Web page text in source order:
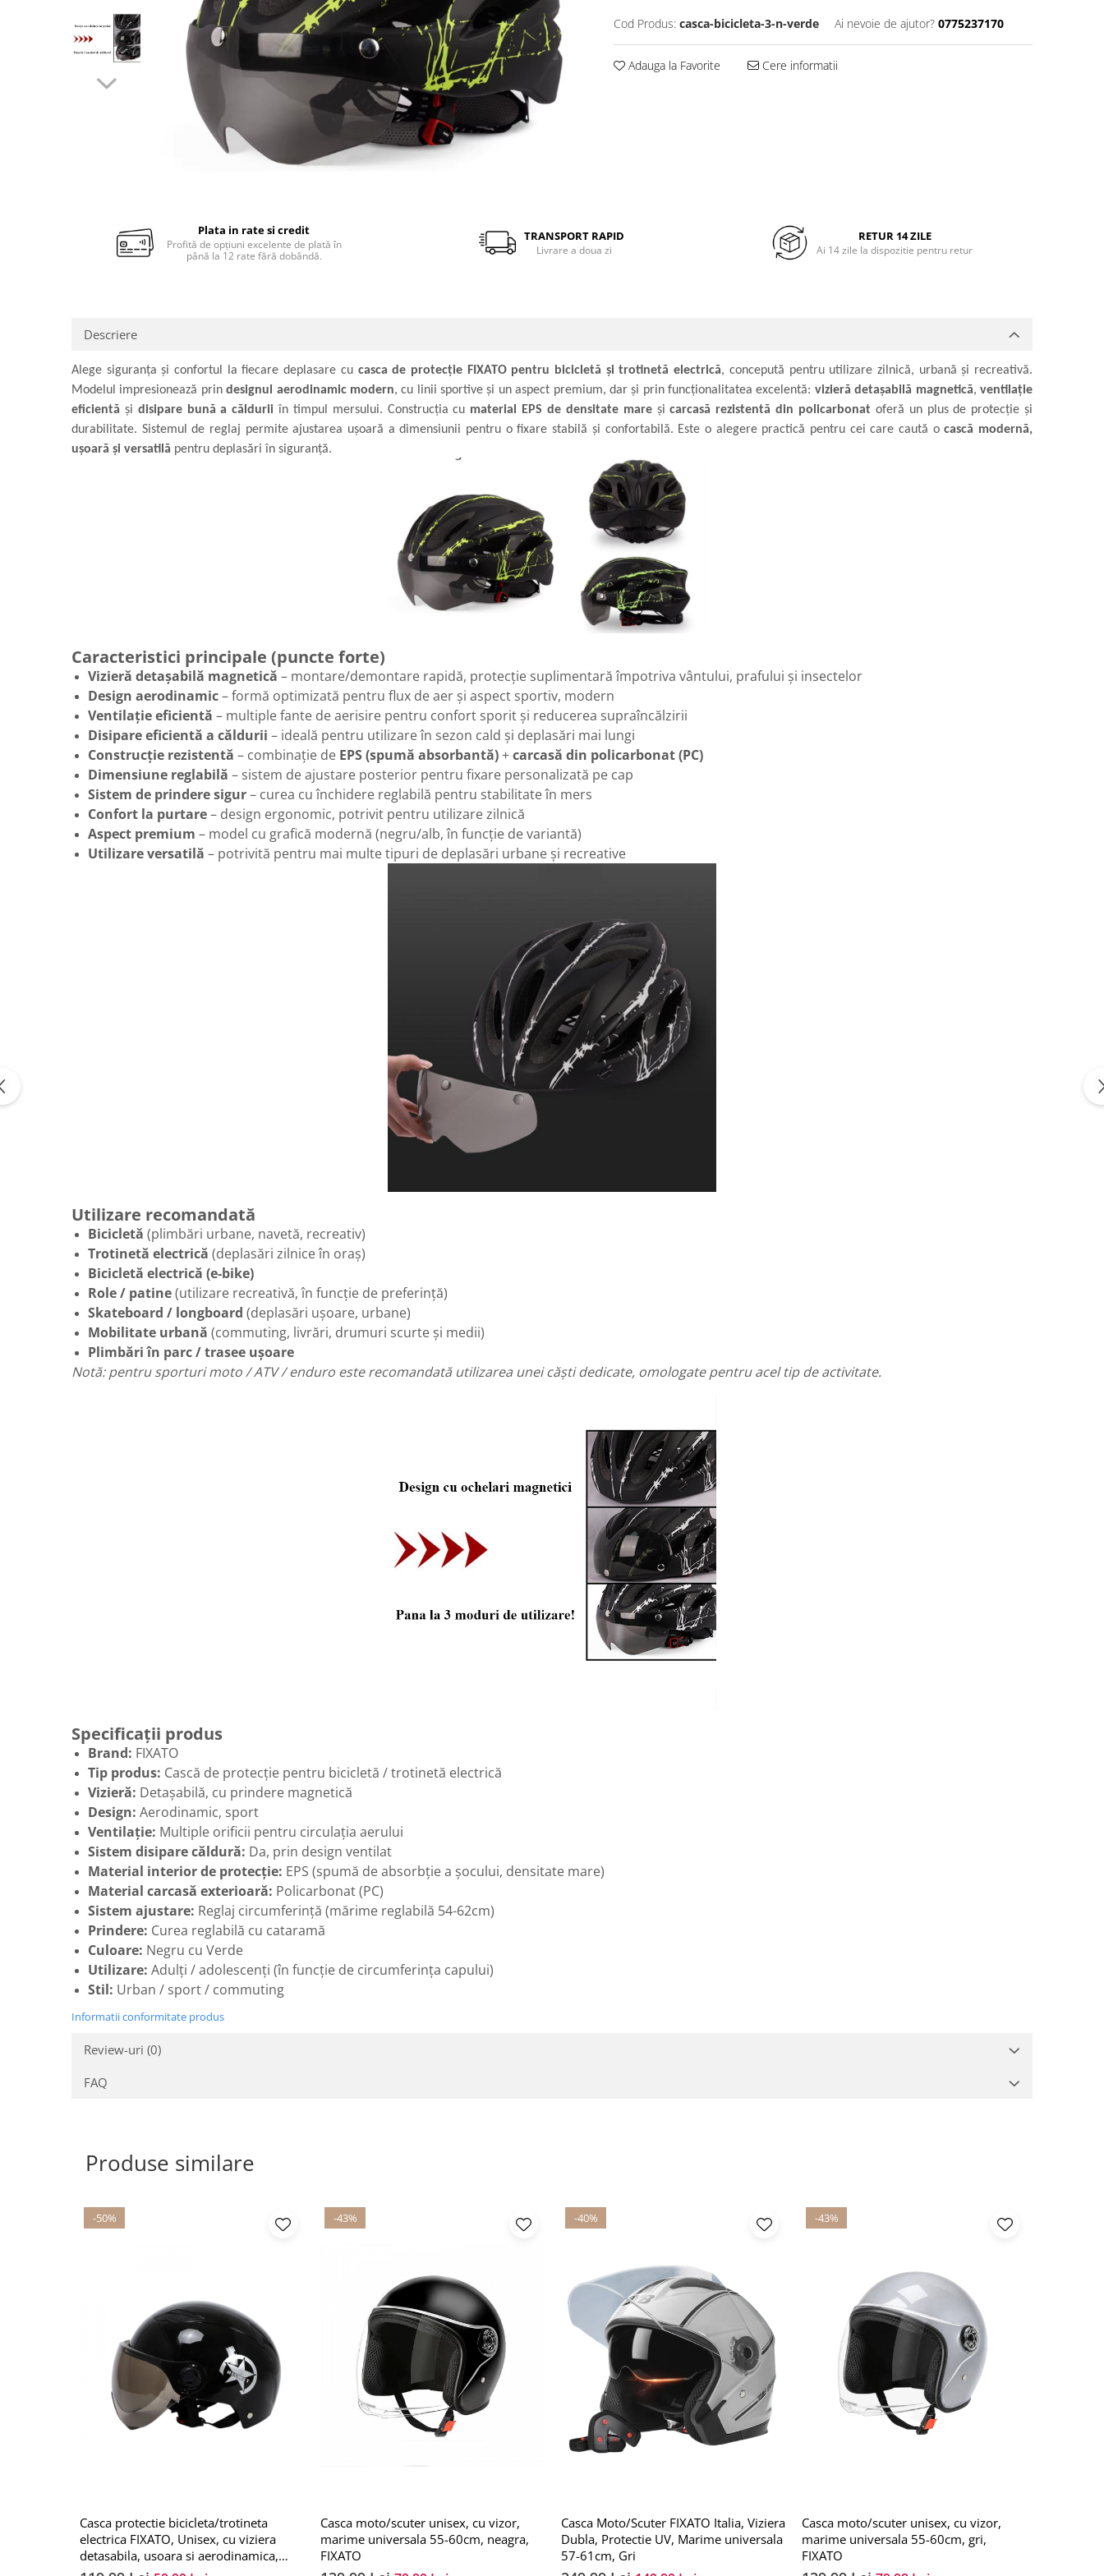
Cod Produs: casca-bicicleta-3-n-verde Ai nevoie de ajutor? 0775237170
Adauga la Favorite Cere informatii
Plata in rate si credit
Profită de opțiuni excelente de plată în
până la 12 rate fără dobândă.
TRANSPORT RAPID
Livrare a doua zi
RETUR 14 ZILE
Ai 14 zile la dispozitie pentru retur
Descriere
Alege siguranța și confortul la fiecare deplasare cu casca de protecție FIXATO pentru bicicletă și trotinetă electrică, concepută pentru utilizare zilnică, urbană și recreativă.
Modelul impresionează prindesignul aerodinamic modern, cu linii sportive și un aspect premium, dar și prin funcționalitatea excelentă: vizieră detașabilă magnetică,ventilație
eficientă și disipare bună a căldurii în timpul mersului. Construcția cu material EPS de densitate mareșicarcasă rezistentă din policarbonat oferă un plus de protecție și
durabilitate. Sistemul de reglaj permite ajustarea ușoară a dimensiunii pentru o fixare stabilă și confortabilă. Este o alegere practică pentru cei care caută ocască modernă,
ușoară și versatilă pentru deplasări în siguranță.
Caracteristici principale (puncte forte)
Vizieră detașabilă magnetică – montare/demontare rapidă, protecție suplimentară împotriva vântului, prafului și insectelor
Design aerodinamic– formă optimizată pentru flux de aer și aspect sportiv, modern
Ventilație eficientă – multiple fante de aerisire pentru confort sporit și reducerea supraîncălzirii
Disipare eficientă a căldurii – ideală pentru utilizare în sezon cald și deplasări mai lungi
Construcție rezistentă – combinație de EPS (spumă absorbantă)+carcasă din policarbonat (PC)
Dimensiune reglabilă – sistem de ajustare posterior pentru fixare personalizată pe cap
Sistem de prindere sigur– curea cu închidere reglabilă pentru stabilitate în mers
Confort la purtare– design ergonomic, potrivit pentru utilizare zilnică
Aspect premium – model cu grafică modernă (negru/alb, în funcție de variantă)
Utilizare versatilă – potrivită pentru mai multe tipuri de deplasări urbane și recreative
Utilizare recomandată
Bicicletă (plimbări urbane, navetă, recreativ)
Trotinetă electrică (deplasări zilnice în oraș)
Bicicletă electrică (e-bike)
Role / patine(utilizare recreativă, în funcție de preferință)
Skateboard / longboard (deplasări ușoare, urbane)
Mobilitate urbană (commuting, livrări, drumuri scurte și medii)
Plimbări în parc / trasee ușoare
Notă: pentru sporturi moto / ATV / enduro este recomandată utilizarea unei căști dedicate, omologate pentru acel tip de activitate.
Specificații produs
Brand: FIXATO
Tip produs: Cască de protecție pentru bicicletă / trotinetă electrică
Vizieră: Detașabilă, cu prindere magnetică
Design: Aerodinamic, sport
Ventilație: Multiple orificii pentru circulația aerului
Sistem disipare căldură: Da, prin design ventilat
Material interior de protecție: EPS (spumă de absorbție a șocului, densitate mare)
Material carcasă exterioară: Policarbonat (PC)
Sistem ajustare: Reglaj circumferință (mărime reglabilă 54-62cm)
Prindere: Curea reglabilă cu cataramă
Culoare: Negru cu Verde
Utilizare: Adulți / adolescenți (în funcție de circumferința capului)
Stil: Urban / sport / commuting
Informatii conformitate produs
Review-uri (0)
FAQ
Produse similare
-50%
Casca protectie bicicleta/trotineta
electrica FIXATO, Unisex, cu viziera
detasabila, usoara si aerodinamica,
marime universala 55-62 cm, Neagra
-43%
Casca moto/scuter unisex, cu vizor,
marime universala 55-60cm, neagra,
FIXATO
-40%
Casca Moto/Scuter FIXATO Italia, Viziera
Dubla, Protectie UV, Marime universala
57-61cm, Gri
-43%
Casca moto/scuter unisex, cu vizor,
marime universala 55-60cm, gri,
FIXATO